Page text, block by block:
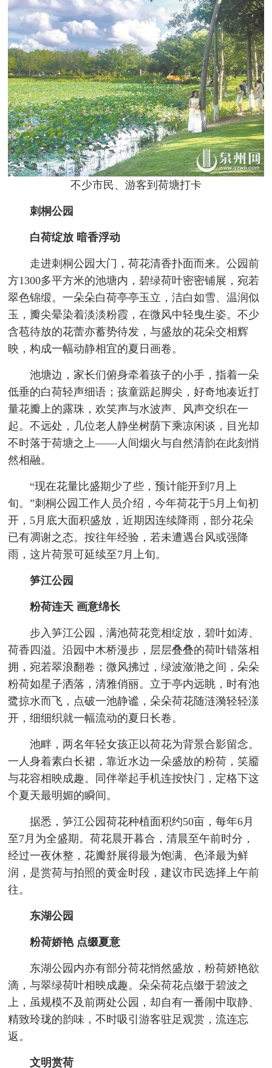
不少市民、游客到荷塘打卡
刺桐公园
白荷绽放 暗香浮动
走进刺桐公园大门，荷花清香扑面而来。公园前
方1300多平方米的池塘内，碧绿荷叶密密铺展，宛若
翠色锦缎。一朵朵白荷亭亭玉立，洁白如雪、温润似
玉，瓣尖晕染着淡淡粉霞，在微风中轻曳生姿。不少
含苞待放的花蕾亦蓄势待发，与盛放的花朵交相辉
映，构成一幅动静相宜的夏日画卷。
池塘边，家长们俯身牵着孩子的小手，指着一朵
低垂的白荷轻声细语；孩童踮起脚尖，好奇地凑近打
量花瓣上的露珠，欢笑声与水波声、风声交织在一
起。不远处，几位老人静坐树荫下乘凉闲谈，目光却
不时落于荷塘之上——人间烟火与自然清韵在此刻悄
然相融。
“现在花量比盛期少了些，预计能开到7月上
旬。”刺桐公园工作人员介绍，今年荷花于5月上旬初
开，5月底大面积盛放，近期因连续降雨，部分花朵
已有凋谢之态。按往年经验，若未遭遇台风或强降
雨，这片荷景可延续至7月上旬。
笋江公园
粉荷连天 画意绵长
步入笋江公园，满池荷花竞相绽放，碧叶如涛、
荷香四溢。沿园中木桥漫步，层层叠叠的荷叶错落相
拥，宛若翠浪翻卷；微风拂过，绿波潋滟之间，朵朵
粉荷如星子洒落，清雅俏丽。立于亭内远眺，时有池
鹭掠水而飞，点破一池静谧，朵朵荷花随涟漪轻轻漾
开，细细织就一幅流动的夏日长卷。
池畔，两名年轻女孩正以荷花为背景合影留念。
一人身着素白长裙，靠近水边一朵盛放的粉荷，笑靥
与花容相映成趣。同伴举起手机连按快门，定格下这
个夏天最明媚的瞬间。
据悉，笋江公园荷花种植面积约50亩，每年6月
至7月为全盛期。荷花晨开暮合，清晨至午前时分，
经过一夜休整，花瓣舒展得最为饱满、色泽最为鲜
润，是赏荷与拍照的黄金时段，建议市民选择上午前
往。
东湖公园
粉荷娇艳 点缀夏意
东湖公园内亦有部分荷花悄然盛放，粉荷娇艳欲
滴，与翠绿荷叶相映成趣。朵朵荷花点缀于碧波之
上，虽规模不及前两处公园，却自有一番闹中取静、
精致玲珑的韵味，不时吸引游客驻足观赏，流连忘
返。
文明赏荷